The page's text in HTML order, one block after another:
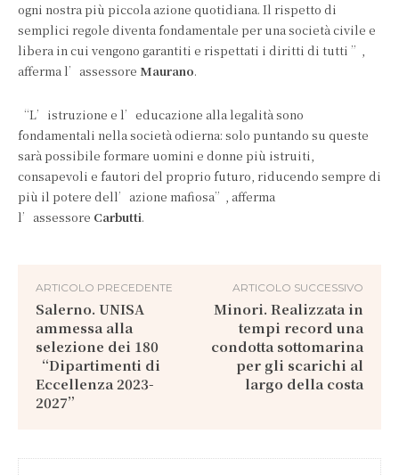
ogni nostra più piccola azione quotidiana. Il rispetto di
semplici regole diventa fondamentale per una società civile e
libera in cui vengono garantiti e rispettati i diritti di tutti ”,
afferma l’assessore Maurano.
“L’istruzione e l’educazione alla legalità sono
fondamentali nella società odierna: solo puntando su queste
sarà possibile formare uomini e donne più istruiti,
consapevoli e fautori del proprio futuro, riducendo sempre di
più il potere dell’azione mafiosa”, afferma
l’assessore Carbutti.
ARTICOLO PRECEDENTE
Salerno. UNISA
ammessa alla
selezione dei 180
“Dipartimenti di
Eccellenza 2023-
2027”
ARTICOLO SUCCESSIVO
Minori. Realizzata in
tempi record una
condotta sottomarina
per gli scarichi al
largo della costa